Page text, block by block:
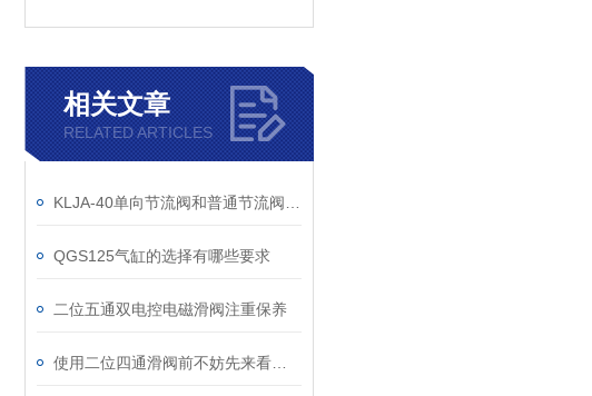
相关文章
RELATED ARTICLES
QGS125气缸的选择有哪些要求
二位五通双电控电磁滑阀注重保养